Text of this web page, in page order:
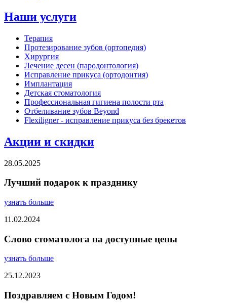
Наши услуги
Терапия
Протезирование зубов (ортопедия)
Хирургия
Лечение десен (пародонтология)
Исправление прикуса (ортодонтия)
Имплантация
Детская стоматология
Профессиональная гигиена полости рта
Отбеливание зубов Beyond
Flexiligner - исправление прикуса без брекетов
Акции и скидки
28.05.2025
Лучший подарок к празднику
узнать больше
11.02.2024
Слово стоматолога на доступные цены
узнать больше
25.12.2023
Поздравляем с Новым Годом!